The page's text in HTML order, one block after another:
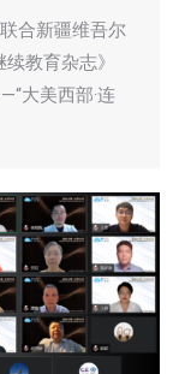
合新疆维吾尔
教育杂志》
大美西部·连